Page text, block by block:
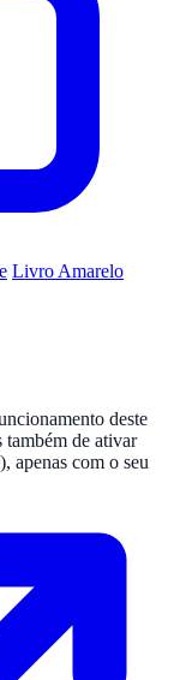
Livro Amarelo
deste
também de ativar
apenas com o seu